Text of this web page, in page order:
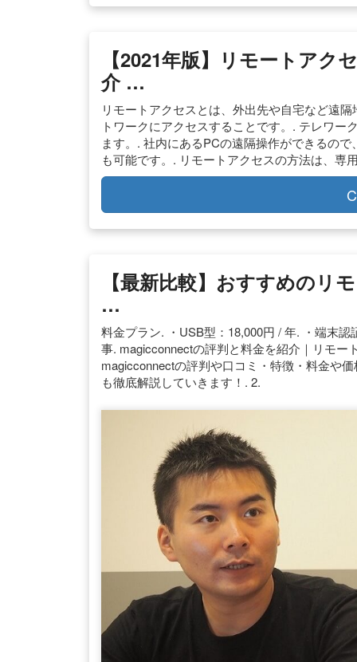
【2021年版】リモートアク
介 …
リモートアクセスとは、外出先や自宅など遠
トワークにアクセスすることです。. テレワ
ます。. 社内にあるPCの遠隔操作ができるの
も可能です。. リモートアクセスの方法は、専
【最新比較】おすすめのリ
…
料金プラン. ・USB型：18,000円 / 年. ・端末
事. magicconnectの評判と料金を紹介｜リモ
magicconnectの評判や口コミ・特徴・料金や
も徹底解説していきます！. 2.